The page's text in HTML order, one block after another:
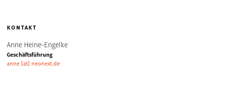
erschienen.
KONTAKT
Anne Heine-Engelke
Geschäftsführung
anne [at] neonext.de